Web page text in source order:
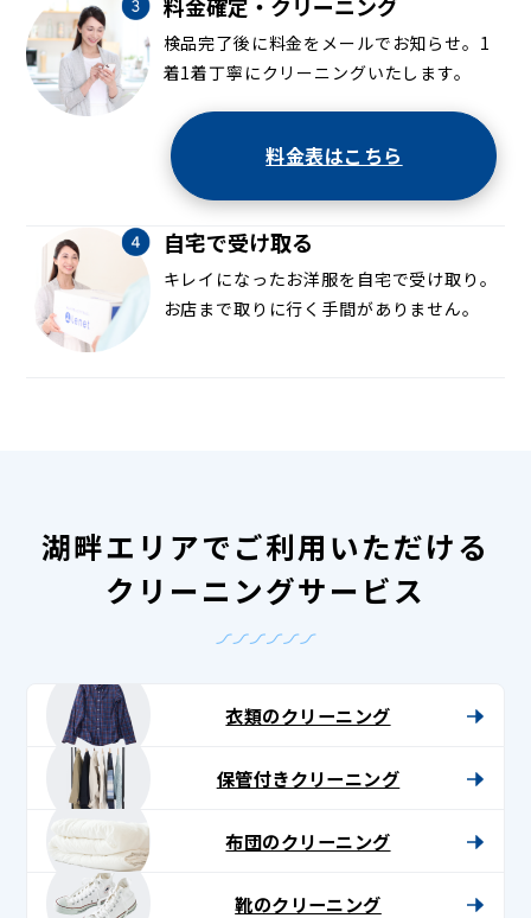
検品完了後に料金をメールでお知らせ。1
着1着丁寧にクリーニングいたします。
料金表はこちら
自宅で受け取る
キレイになったお洋服を自宅で受け取り。
お店まで取りに行く手間がありません。
湖畔エリアでご利用いただける
クリーニングサービス
衣類のクリーニング
保管付きクリーニング
布団のクリーニング
靴のクリーニング